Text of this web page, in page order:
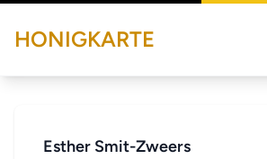
HONIGKARTE
Esther Smit-Zweers